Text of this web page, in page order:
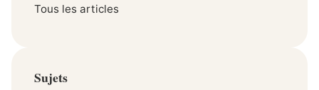
Tous les articles
Sujets